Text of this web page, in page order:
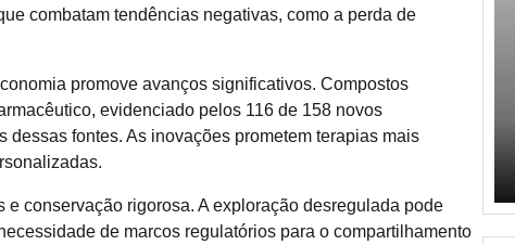
combatam tendências negativas, como a perda de
promove avanços significativos. Compostos
evidenciado pelos 116 de 158 novos
fontes. As inovações prometem terapias mais
conservação rigorosa. A exploração desregulada pode
de marcos regulatórios para o compartilhamento
LibTalks Amazônia encerra circuito em
Palmas com debate sobre biomassa
residual, economia circular e capital
para inovação